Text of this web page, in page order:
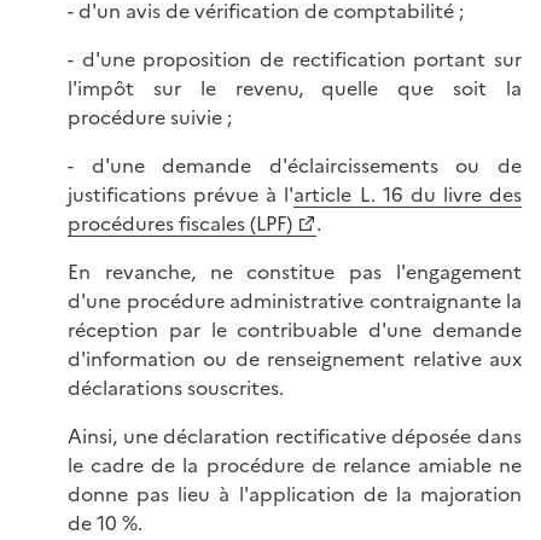
- d'un avis de vérification de comptabilité ;
- d'une proposition de rectification portant sur
l'impôt sur le revenu, quelle que soit la
procédure suivie ;
- d'une demande d'éclaircissements ou de
justifications prévue à l'article L. 16 du livre des
procédures fiscales (LPF)
.
En revanche, ne constitue pas l'engagement
d'une procédure administrative contraignante la
réception par le contribuable d'une demande
d'information ou de renseignement relative aux
déclarations souscrites.
Ainsi, une déclaration rectificative déposée dans
le cadre de la procédure de relance amiable ne
donne pas lieu à l'application de la majoration
de 10 %.